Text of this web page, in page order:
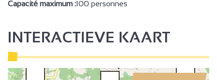
Capacité maximum :100 personnes
INTERACTIEVE KAART